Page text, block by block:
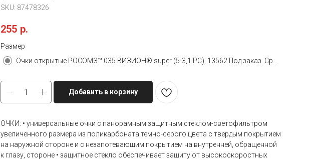
SKU: 87478326
255 р.
Размер
Очки открытые РОСОМЗ™ 035 ВИЗИОН® super (5-3,1 PС), 13562 Под заказ. Срок поставки&nbsp
Добавить в корзину
ОЧКИ: • универсальные очки с панорамным защитным стеклом-светофильтром
увеличенного размера из поликарбоната темно-серого цвета с твердым покрытием
на наружной стороне и с незапотевающим покрытием на внутренней, обращенной
к глазу, стороне • защитное стекло обеспечивает защиту от высокоскоростных